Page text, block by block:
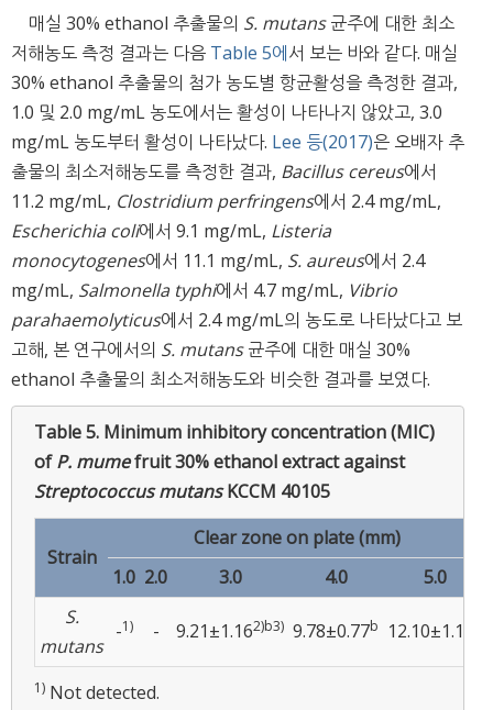
매실 30% ethanol 추출물의 S. mutans균주에 대한 최소
저해농도 측정 결과는 다음 Table 5에서 보는 바와 같다. 매실
30% ethanol 추출물의 첨가 농도별 항균활성을 측정한 결과,
1.0 및 2.0 mg/mL 농도에서는 활성이 나타나지 않았고, 3.0
mg/mL 농도부터 활성이 나타났다. Lee 등(2017)은 오배자 추
출물의 최소저해농도를 측정한 결과, Bacillus cereus에서
11.2 mg/mL, Clostridium perfringens에서 2.4 mg/mL,
Escherichia coli에서 9.1 mg/mL, Listeria
monocytogenes에서 11.1 mg/mL, S. aureus에서 2.4
mg/mL, Salmonella typhi에서 4.7 mg/mL, Vibrio
parahaemolyticus에서 2.4 mg/mL의 농도로 나타났다고 보
고해, 본 연구에서의 S. mutans균주에 대한 매실 30%
ethanol 추출물의 최소저해농도와 비슷한 결과를 보였다.
Table 5. Minimum inhibitory concentration (MIC)
ofP. mumefruit 30% ethanol extract against
Streptococcus mutansKCCM 40105
Strain
Clear zone on plate (mm)
1.0 2.0 3.0 4.0
5.0
S.
mutans
-1) - 9.21±1.162)b3) 9.78±0.77b 12.10±1.13
1) Not detected.